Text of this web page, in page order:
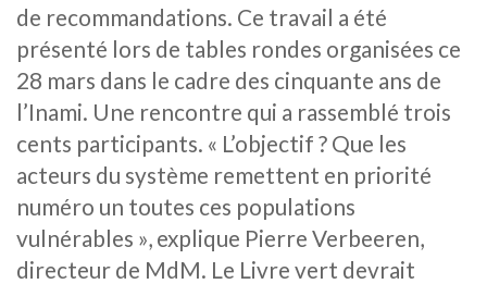
de recommandations. Ce travail a été
présenté lors de tables rondes organisées ce
28 mars dans le cadre des cinquante ans de
l’Inami. Une rencontre qui a rassemblé trois
cents participants. « L’objectif ? Que les
acteurs du système remettent en priorité
numéro un toutes ces populations
vulnérables », explique Pierre Verbeeren,
directeur de MdM. Le Livre vert devrait